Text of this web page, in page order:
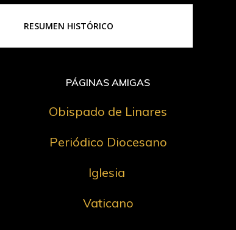
RESUMEN HISTÓRICO
PÁGINAS AMIGAS
Obispado de Linares
Periódico Diocesano
Iglesia
Vaticano